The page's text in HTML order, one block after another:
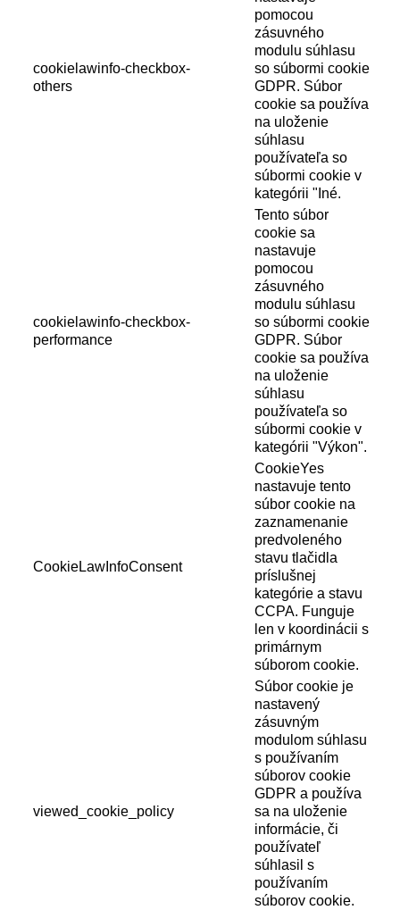
cookielawinfo-checkbox-
others
pomocou
zásuvného
modulu súhlasu
so súbormi cookie
GDPR. Súbor
cookie sa používa
na uloženie
súhlasu
používateľa so
súbormi cookie v
kategórii "Iné.
cookielawinfo-checkbox-
performance
Tento súbor
cookie sa
nastavuje
pomocou
zásuvného
modulu súhlasu
so súbormi cookie
GDPR. Súbor
cookie sa používa
na uloženie
súhlasu
používateľa so
súbormi cookie v
kategórii "Výkon".
CookieLawInfoConsent
CookieYes
nastavuje tento
súbor cookie na
zaznamenanie
predvoleného
stavu tlačidla
príslušnej
kategórie a stavu
CCPA. Funguje
len v koordinácii s
primárnym
súborom cookie.
viewed_cookie_policy
Súbor cookie je
nastavený
zásuvným
modulom súhlasu
s používaním
súborov cookie
GDPR a používa
sa na uloženie
informácie, či
používateľ
súhlasil s
používaním
súborov cookie.